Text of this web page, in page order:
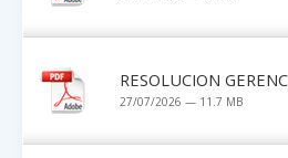
RESOLUCION
27/07/2026 — 11.7 MB